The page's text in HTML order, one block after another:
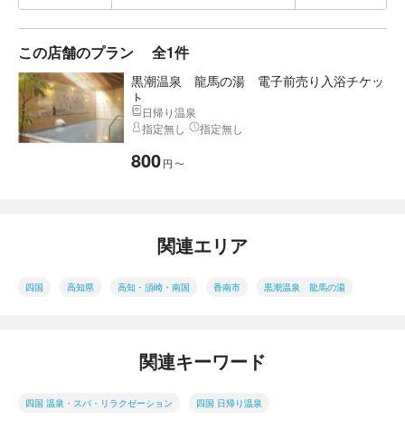
この店舗のプラン 全1件
黒潮温泉 龍馬の湯 電子前売り入浴チケッ
ト
日帰り温泉
指定無し
指定無し
800円 〜
関連エリア
四国 高知県 高知・須崎・南国 香南市 黒潮温泉 龍馬の湯
関連キーワード
四国 温泉・スパ・リラクゼーション 四国 日帰り温泉